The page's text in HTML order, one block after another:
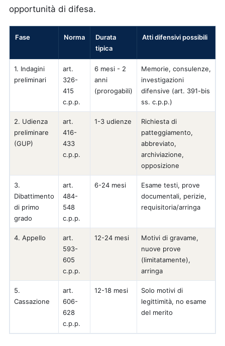
opportunità di difesa.
Fase Norma
Durata
tipica
Atti difensivi possibili
1. Indagini
preliminari
art.
326-
415
c.p.p.
6 mesi - 2
anni
(prorogabili)
Memorie, consulenze,
investigazioni
difensive (art. 391-bis
ss. c.p.p.)
2. Udienza
preliminare
(GUP)
art.
416-
433
c.p.p.
1-3 udienze
Richiesta di
patteggiamento,
abbreviato,
archiviazione,
opposizione
3.
Dibattimento
di primo
grado
art.
484-
548
c.p.p.
6-24 mesi
Esame testi, prove
documentali, perizie,
requisitoria/arringa
4. Appello
art.
593-
605
c.p.p.
12-24 mesi
Motivi di gravame,
nuove prove
(limitatamente),
arringa
5.
Cassazione
art.
606-
628
c.p.p.
12-18 mesi
Solo motivi di
legittimità, no esame
del merito